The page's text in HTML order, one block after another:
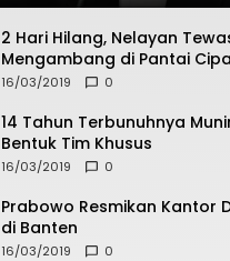
2 Hari Hilang, Nelayan
Mengambang di Pantai
16/03/2019 0
14 Tahun Terbunuhnya
Bentuk Tim Khusus
16/03/2019 0
Prabowo Resmikan Kantor
di Banten
16/03/2019 0